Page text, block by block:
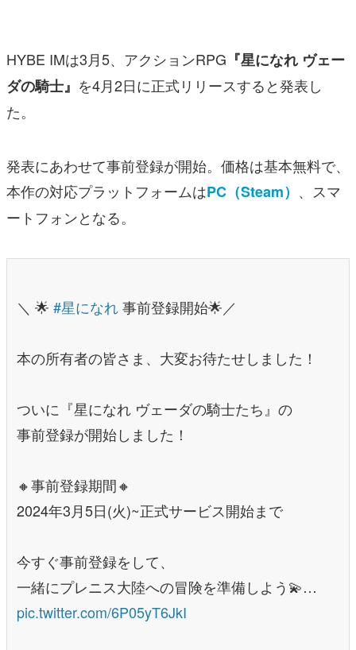
その他
HYBE IMは3月5、アクションRPG 『星になれ ヴェー
ダの騎士』 を4月2日に正式リリースすると発表し
た。
発表にあわせて事前登録が開始。価格は基本無料で、
本作の対応プラットフォームはPC（Steam） 、スマ
ートフォンとなる。
＼ 🌟 #星になれ事前登録開始🌟／
本の所有者の皆さま、大変お待たせしました！
ついに『星になれ ヴェーダの騎士たち』の
事前登録が開始しました！
🔸事前登録期間🔸
2024年3月5日(火)~正式サービス開始まで
今すぐ事前登録をして、
一緒にプレニス大陸への冒険を準備しよう💫…
pic.twitter.com/6P05yT6JkI